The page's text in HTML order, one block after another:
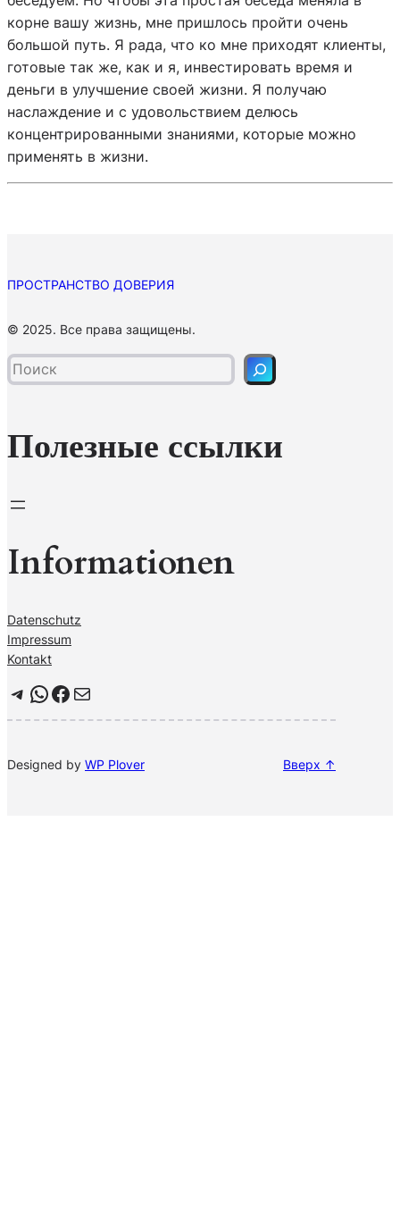
корне вашу жизнь, мне пришлось пройти очень
большой путь. Я рада, что ко мне приходят клиенты,
готовые так же, как и я, инвестировать время и
деньги в улучшение своей жизни. Я получаю
наслаждение и с удовольствием делюсь
концентрированными знаниями, которые можно
применять в жизни.
ПРОСТРАНСТВО ДОВЕРИЯ
© 2025. Все права защищены.
о
и
Полезные ссылки
Informationen
Datenschutz
Impressum
Kontakt
Telegram WhatsApp Facebook Почта
Designed by WP Plover Вверх ↑